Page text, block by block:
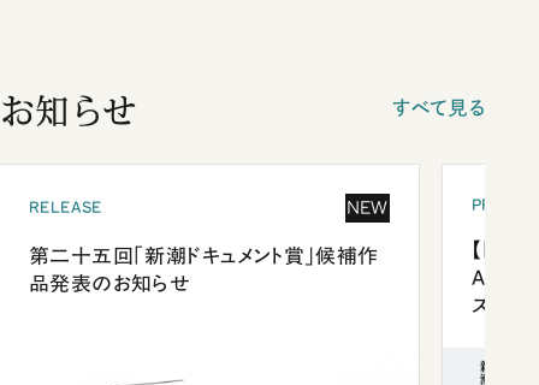
お知らせ すべて見る
RELEASE NEW
第二十五回「新潮ドキュメント賞」候補作
品発表のお知らせ
【「新
ズプレ